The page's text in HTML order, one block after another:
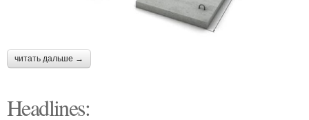
читать дальше →
Headlines: